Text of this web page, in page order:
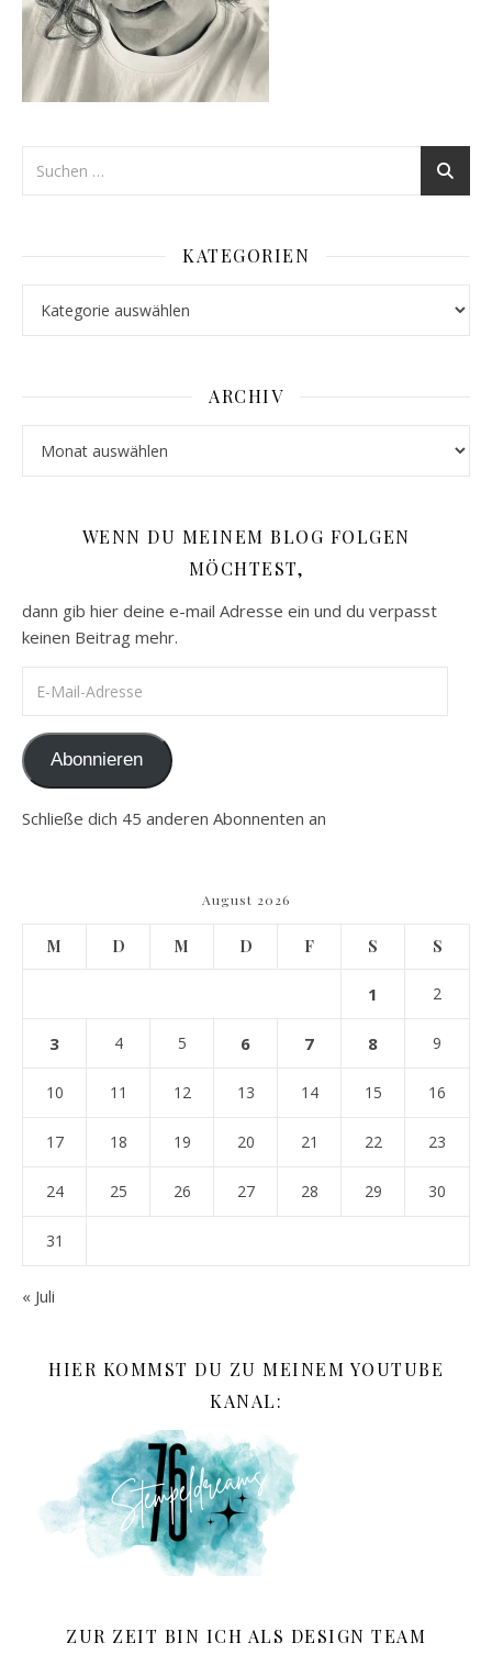
KATEGORIEN
ARCHIV
WENN DU MEINEM BLOG FOLGEN
MÖCHTEST,
dann gib hier deine e-mail Adresse ein und du verpasst
keinen Beitrag mehr.
Abonnieren
Schließe dich 45 anderen Abonnenten an
August 2026
M D M D F S S
1 2
3 4 5 6 7 8 9
10 11 12 13 14 15 16
17 18 19 20 21 22 23
24 25 26 27 28 29 30
31
« Juli
HIER KOMMST DU ZU MEINEM YOUTUBE
KANAL:
ZUR ZEIT BIN ICH ALS DESIGN TEAM